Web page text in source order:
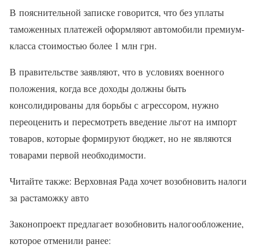
В пояснительной записке говорится, что без уплаты
таможенных платежей оформляют автомобили премиум-
класса стоимостью более 1 млн грн.
В правительстве заявляют, что в условиях военного
положения, когда все доходы должны быть
консолидированы для борьбы с агрессором, нужно
переоценить и пересмотреть введение льгот на импорт
товаров, которые формируют бюджет, но не являются
товарами первой необходимости.
Читайте также: Верховная Рада хочет возобновить налоги
за растаможку авто
Законопроект предлагает возобновить налогообложение,
которое отменили ранее: